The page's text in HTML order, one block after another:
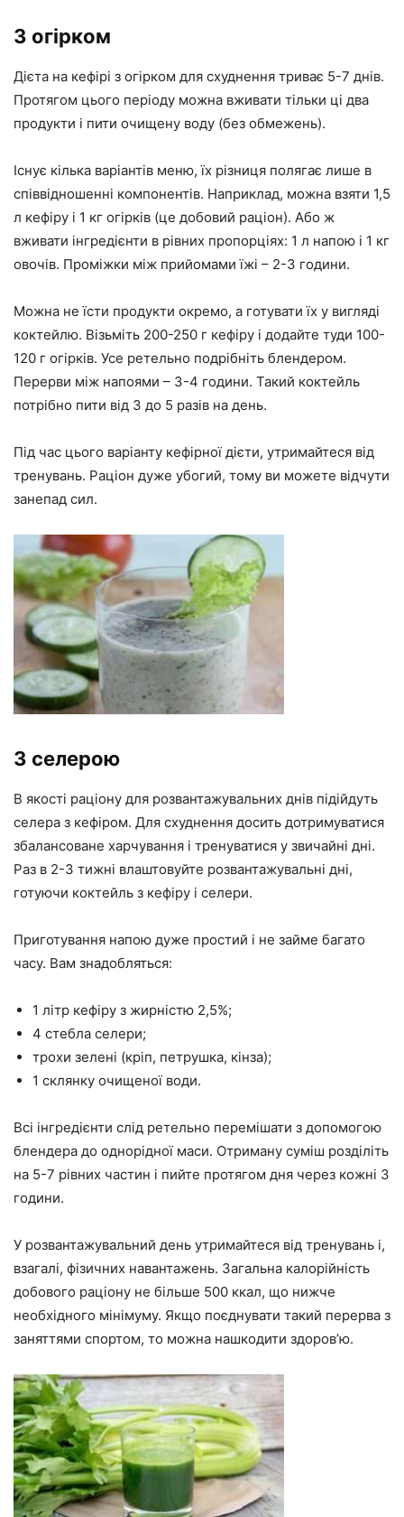
З огірком
Дієта на кефірі з огірком для схуднення триває 5-7 днів.
Протягом цього періоду можна вживати тільки ці два
продукти і пити очищену воду (без обмежень).
Існує кілька варіантів меню, їх різниця полягає лише в
співвідношенні компонентів. Наприклад, можна взяти 1,5
л кефіру і 1 кг огірків (це добовий раціон). Або ж
вживати інгредієнти в рівних пропорціях: 1 л напою і 1 кг
овочів. Проміжки між прийомами їжі – 2-3 години.
Можна не їсти продукти окремо, а готувати їх у вигляді
коктейлю. Візьміть 200-250 г кефіру і додайте туди 100-
120 г огірків. Усе ретельно подрібніть блендером.
Перерви між напоями – 3-4 години. Такий коктейль
потрібно пити від 3 до 5 разів на день.
Під час цього варіанту кефірної дієти, утримайтеся від
тренувань. Раціон дуже убогий, тому ви можете відчути
занепад сил.
З селерою
В якості раціону для розвантажувальних днів підійдуть
селера з кефіром. Для схуднення досить дотримуватися
збалансоване харчування і тренуватися у звичайні дні.
Раз в 2-3 тижні влаштовуйте розвантажувальні дні,
готуючи коктейль з кефіру і селери.
Приготування напою дуже простий і не займе багато
часу. Вам знадобляться:
1 літр кефіру з жирністю 2,5%;
4 стебла селери;
трохи зелені (кріп, петрушка, кінза);
1 склянку очищеної води.
Всі інгредієнти слід ретельно перемішати з допомогою
блендера до однорідної маси. Отриману суміш розділіть
на 5-7 рівних частин і пийте протягом дня через кожні 3
години.
У розвантажувальний день утримайтеся від тренувань і,
взагалі, фізичних навантажень. Загальна калорійність
добового раціону не більше 500 ккал, що нижче
необхідного мінімуму. Якщо поєднувати такий перерва з
заняттями спортом, то можна нашкодити здоров’ю.